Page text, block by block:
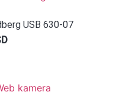
USB 630-07